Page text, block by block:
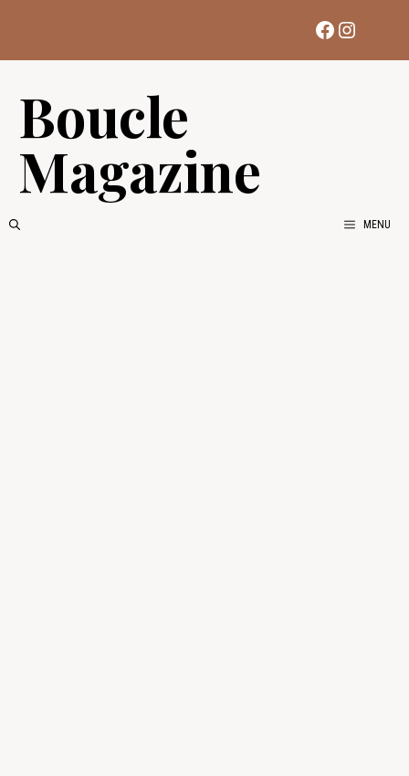
contenu
Facebook
Boucle
Magazine
MENU